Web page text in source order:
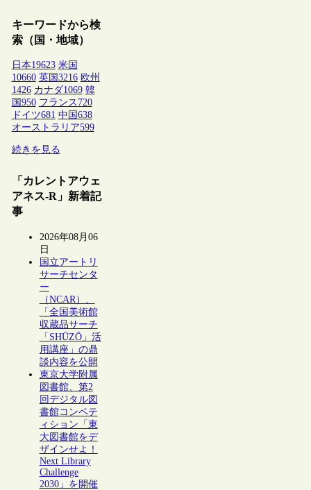
キーワードから検
索（国・地域）
日本19623 米国
10660 英国 3216 欧州
1426 カナダ1069 韓
国 950 フランス 720
ドイツ681 中国 638
オーストラリア599
続きを見る
「カレントアウェ
アネス-R」新着記
事
2026年08月06
日
国立アートリ
サーチセンタ
ー
（NCAR）、
「全国美術館
収蔵品サーチ
「SHŪZŌ」活
用講座」の鼎
談内容を公開
東京大学附属
図書館、第2
回デジタル図
書館コンペテ
ィション「東
大図書館をデ
ザインせよ！
Next Library
Challenge
2030」を開催